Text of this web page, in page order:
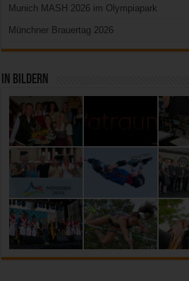
Munich MASH 2026 im Olympiapark
Münchner Brauertag 2026
In Bildern